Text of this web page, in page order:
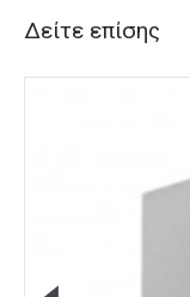
Δείτε επίσης